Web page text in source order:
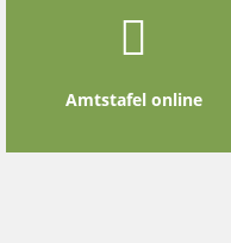
Amtstafel online